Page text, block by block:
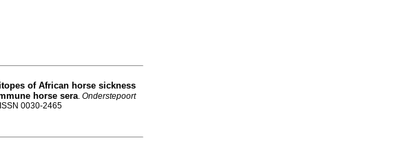
of African horse sickness
horse sera. Onderstepoort
0030-2465